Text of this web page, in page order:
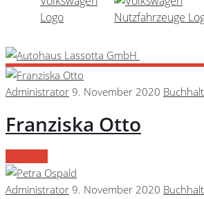
Administrator 9. November 2020
Franziska Otto
Administrator 9. November 2020